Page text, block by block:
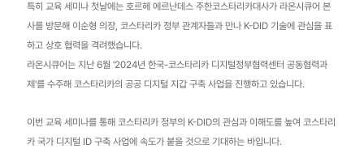
특히 교육 세미나 첫날에는 호르헤 에르난데스 주한코스타리카대사가 라온시큐어 본
사를 방문해 이순형 의장, 코스타리카 정부 관계자들과 만나 K-DID 기술에 관심을 표
하고 상호 협력을 격려했습니다.
라온시큐어는 지난 6월 '2024년 한국-코스타리카 디지털정부협력센터 공동협력과
제'를 수주해 코스타리카의 공공 디지털 지갑 구축 사업을 진행하고 있습니다.
이번 교육 세미나를 통해 코스타리카 정부의 K-DID의 관심과 이해도를 높여 코스타리
카 국가 디지털 ID 구축 사업에 속도가 붙을 것으로 기대하는 바입니다.